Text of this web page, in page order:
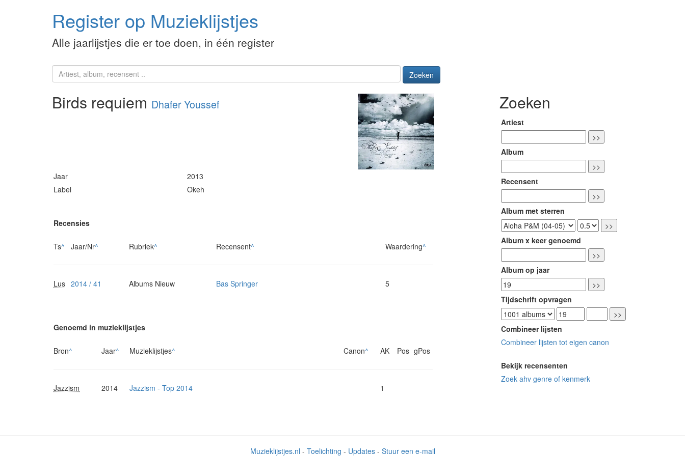
Register op Muzieklijstjes
Alle jaarlijstjes die er toe doen, in één register
Zoeken
Birds requiem Dhafer Youssef
Jaar
2013
Label
Okeh
Recensies
Ts^ Jaar/Nr^ Rubriek^ Recensent^ Waardering^
Lus 2014 / 41 Albums Nieuw Bas Springer 5
Genoemd in muzieklijstjes
Bron^ Jaar^ Muzieklijstjes^ Canon^ AK Pos gPos
Jazzism 2014 Jazzism - Top 2014 1
Zoeken
Artiest
Album
Recensent
Album met sterren
Album x keer genoemd
Album op jaar
Tijdschrift opvragen
Combineer lijsten
Combineer lijsten tot eigen canon
Bekijk recensenten
Zoek ahv genre of kenmerk
Muzieklijstjes.nl - Toelichting - Updates- Stuur een e-mail